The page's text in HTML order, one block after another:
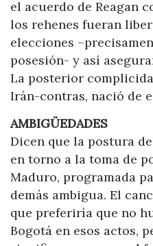
el acuerdo de Reagan
los rehenes fueran
elecciones
posesión- y así
La posterior
Irán-contras, nació de
AMBIGÜEDADES
Dicen que la postura
en torno a la toma de
Maduro, programada
demás ambigua. El
que preferiría que no
Bogotá en esos actos,